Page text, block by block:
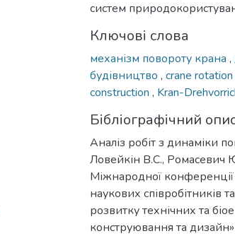
систем
Ключові слова
механізм повороту крана ,
будівництво , crane
construction , Kran-
Бібліографічний
Аналіз робіт з динаміки
Ловейкін В.С., Ромасевич
Міжнародної конференції
наукових співробітників
розвитку технічних та
конструювання та